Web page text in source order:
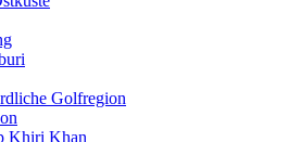
Golfregion
Khiri Khan